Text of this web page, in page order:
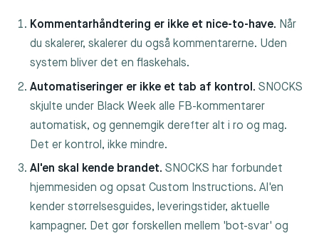
Kommentarhåndtering er ikke et nice-to-have. Når
du skalerer, skalerer du også kommentarerne. Uden
system bliver det en flaskehals.
Automatiseringer er ikke et tab af kontrol. SNOCKS
skjulte under Black Week alle FB-kommentarer
automatisk, og gennemgik derefter alt i ro og mag.
Det er kontrol, ikke mindre.
AI'en skal kende brandet. SNOCKS har forbundet
hjemmesiden og opsat Custom Instructions. AI'en
kender størrelsesguides, leveringstider, aktuelle
kampagner. Det gør forskellen mellem 'bot-svar' og